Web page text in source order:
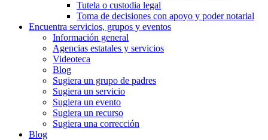
Tutela o custodia legal
Toma de decisiones con apoyo y poder notarial
Encuentra servicios, grupos y eventos
Información general
Agencias estatales y servicios
Videoteca
Blog
Sugiera un grupo de padres
Sugiera un servicio
Sugiera un evento
Sugiera un recurso
Sugiera una corrección
Blog